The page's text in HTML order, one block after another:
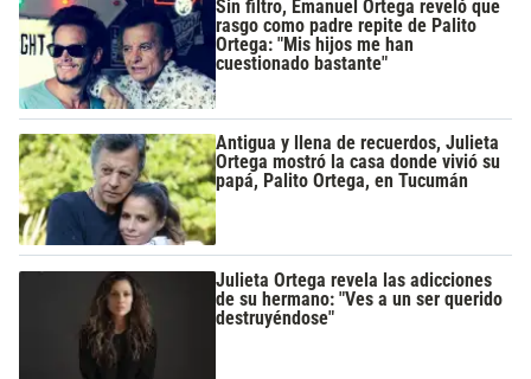
Sin filtro, Emanuel Ortega reveló que
rasgo como padre repite de Palito
Ortega: "Mis hijos me han
cuestionado bastante"
Antigua y llena de recuerdos, Julieta
Ortega mostró la casa donde vivió su
papá, Palito Ortega, en Tucumán
Julieta Ortega revela las adicciones
de su hermano: "Ves a un ser querido
destruyéndose"